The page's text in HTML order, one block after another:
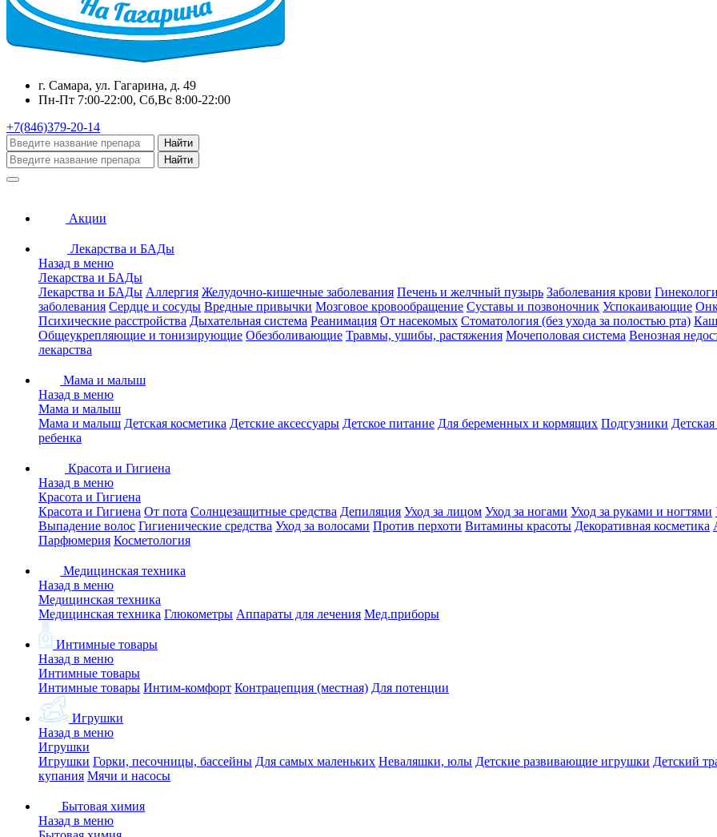
г. Самара, ул. Гагарина, д. 49
Пн-Пт 7:00-22:00, Сб,Вс 8:00-22:00
+7(846)379-20-14
Найти
Найти
Акции
Лекарства и БАДы
Назад в меню
Лекарства и БАДы
Лекарства и БАДы Аллергия Желудочно-кишечные заболевания Печень и желчный пузырь Заболевания крови
заболевания Сердце и сосуды Вредные привычки Мозговое кровообращение Суставы и позвоночник Успокаивающие
Психические расстройства Дыхательная система Реанимация От насекомых Стоматология (без ухода за полостью рта)
Общеукрепляющие и тонизирующие Обезболивающие Травмы, ушибы, растяжения Мочеполовая система Венозная
лекарства
Мама и малыш
Назад в меню
Мама и малыш
Мама и малыш Детская косметика Детские аксессуары Детское питание Для беременных и кормящих Подгузники
ребенка
Красота и Гигиена
Назад в меню
Красота и Гигиена
Красота и Гигиена От пота Солнцезащитные средства Депиляция Уход за лицом Уход за ногами Уход за руками и ногтями
Выпадение волос Гигиенические средства Уход за волосами Против перхоти Витамины красоты Декоративная косметика
Парфюмерия Косметология
Медицинская техника
Назад в меню
Медицинская техника
Медицинская техника Глюкометры Аппараты для лечения Мед.приборы
Интимные товары
Назад в меню
Интимные товары
Интимные товары Интим-комфорт Контрацепция (местная) Для потенции
Игрушки
Назад в меню
Игрушки
Игрушки Горки, песочницы, бассейны Для самых маленьких Неваляшки, юлы Детские развивающие игрушки Детский
купания Мячи и насосы
Бытовая химия
Назад в меню